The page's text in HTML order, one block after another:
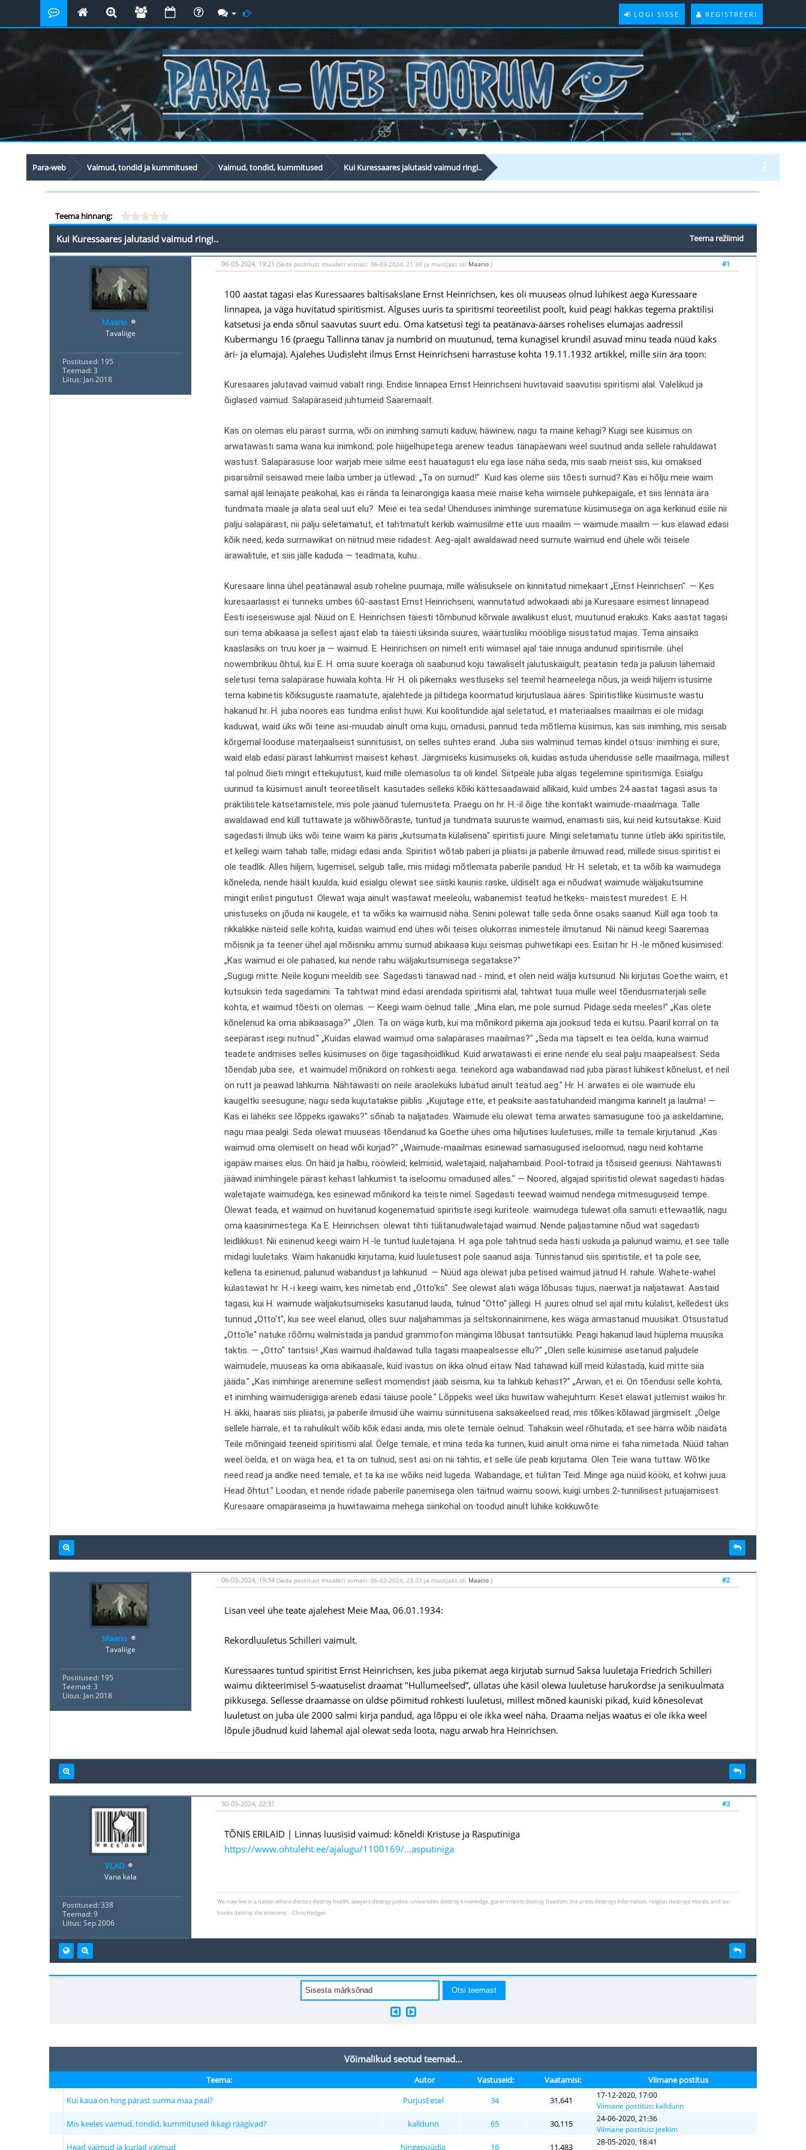
LOGI SISSE REGISTREERI
Para-web Vaimud, tondid ja kummitused Vaimud, tondid, kummitused Kui Kuressaares jalutasid vaimud ringi..
Teema hinnang:
Teema režiimid
Kui Kuressaares jalutasid vaimud ringi..
Maario
Tavaliige
Postitused: 195
Teemad: 3
Liitus: Jan 2018
#1
06-03-2024, 19:21 (Seda postitust muudeti viimati: 06-03-2024, 21:30 ja muutjaks oli Maario.)
100 aastat tagasi elas Kuressaares baltisakslane Ernst Heinrichsen, kes oli muuseas olnud lühikest aega Kuressaare
linnapea, ja väga huvitatud spiritismist. Alguses uuris ta spiritismi teoreetilist poolt, kuid peagi hakkas tegema praktilisi
katsetusi ja enda sõnul saavutas suurt edu. Oma katsetusi tegi ta peatänava-äärses rohelises elumajas aadressil
Kubermangu 16 (praegu Tallinna tänav ja numbrid on muutunud, tema kunagisel krundil asuvad minu teada nüüd kaks
äri- ja elumaja). Ajalehes Uudisleht ilmus Ernst Heinrichseni harrastuse kohta 19.11.1932 artikkel, mille siin ära toon:
Kuresaares jalutavad vaimud vabalt ringi. Endise linnapea Ernst Heinrichseni huvitavaid saavutisi spiritismi alal. Valelikud ja
õiglased vaimud. Salapäraseid juhtumeid Saaremaalt.
Kas on olemas elu pärast surma, wõi on inimhing samuti kaduw, häwinew, nagu ta maine kehagi? Kuigi see küsimus on
arwatawasti sama wana kui inimkond, pole hiigelhüpetega arenew teadus tänapäewani weel suutnud anda sellele rahuldawat
wastust. Salapärasuse loor warjab meie silme eest hauatagust elu ega lase näha seda, mis saab meist siis, kui omaksed
pisarsilmil seisawad meie laiba ümber ja ütlewad: „Ta on surnud!" Kuid kas oleme siis tõesti surnud? Kas ei hõlju meie waim
samal ajal leinajate peakohal, kas ei rända ta leinarongiga kaasa meie maise keha wiimsele puhkepaigale, et siis lennata ära
tundmata maale ja alata seal uut elu? Meie ei tea seda! Ühenduses inimhinge surematuse küsimusega on aga kerkinud esile nii
palju salapärast, nii palju seletamatut, et tahtmatult kerkib waimusilme ette uus maailm — waimude maailm — kus elawad edasi
kõik need, keda surmawikat on niitnud meie ridadest. Aeg-ajalt awaldawad need surnute waimud end ühele wõi teisele
ärawalitule, et siis jälle kaduda — teadmata, kuhu...
Kuresaare linna ühel peatänawal asub roheline puumaja, mille wälisuksele on kinnitatud nimekaart „Ernst Heinrichsen". — Kes
kuresaarlasist ei tunneks umbes 60-aastast Ernst Heinrichseni, wannutatud adwokaadi abi ja Kuresaare esimest linnapead
Eesti iseseiswuse ajal. Nüüd on E. Heinrichsen täiesti tõmbunud kõrwale awalikust elust, muutunud erakuks. Kaks aastat tagasi
suri tema abikaasa ja sellest ajast elab ta täiesti üksinda suures, wäärtusliku mööbliga sisustatud majas. Tema ainsaiks
kaaslasiks on truu koer ja — waimud. E. Heinrichsen on nimelt eriti wiimasel ajal täie innuga andunud spiritismile. ühel
nowembrikuu õhtul, kui E. H. oma suure koeraga oli saabunud koju tawaliselt jalutuskäigult, peatasin teda ja palusin lähemaid
seletusi tema salapärase huwiala kohta. Hr. H. oli pikemaks westluseks sel teemil heameelega nõus, ja weidi hiljem istusime
tema kabinetis kõiksuguste raamatute, ajalehtede ja piltidega koormatud kirjutuslaua ääres. Spiritistlike küsimuste wastu
hakanud hr. H. juba noores eas tundma erilist huwi. Kui koolitundide ajal seletatud, et materiaalses maailmas ei ole midagi
kaduwat, waid üks wõi teine asi-muudab ainult oma kuju, omadusi, pannud teda mõtlema küsimus, kas siis inimhing, mis seisab
kõrgemal looduse materjaalseist sünnitusist, on selles suhtes erand. Juba siis walminud temas kindel otsus: inimhing ei sure,
waid elab edasi pärast lahkumist maisest kehast. Järgmiseks küsimuseks oli, kuidas astuda ühendusse selle maailmaga, millest
tal polnud õieti mingit ettekujutust, kuid mille olemasolus ta oli kindel. Siitpeale juba algas tegelemine spiritismiga. Esialgu
uurinud ta küsimust ainult teoreetiliselt. kasutades selleks kõiki kättesaadawaid allikaid, kuid umbes 24 aastat tagasi asus ta
praktilistele katsetamistele, mis pole jäänud tulemusteta. Praegu on hr. H.-il õige tihe kontakt waimude-maailmaga. Talle
awaldawad end küll tuttawate ja wõhiwõõraste, tuntud ja tundmata suuruste waimud, enamasti siis, kui neid kutsutakse. Kuid
sagedasti ilmub üks wõi teine waim ka päris „kutsumata külalisena" spiritisti juure. Mingi seletamatu tunne ütleb äkki spiritistile,
et kellegi waim tahab talle, midagi edasi anda. Spiritist wõtab paberi ja pliiatsi ja paberile ilmuwad read, millede sisus spiritist ei
ole teadlik. Alles hiljem, lugemisel, selgub talle, mis midagi mõtlemata paberile pandud. Hr. H. seletab, et ta wõib ka waimudega
kõneleda, nende häält kuulda, kuid esialgu olewat see siiski kaunis raske, üldiselt aga ei nõudwat waimude wäljakutsumine
mingit erilist pingutust. Olewat waja ainult wastawat meeleolu, wabanemist teatud hetkeks- maistest muredest. E. H.
unistuseks on jõuda nii kaugele, et ta wõiks ka waimusid näha. Senini polewat talle seda õnne osaks saanud. Küll aga toob ta
rikkalikke näiteid selle kohta, kuidas waimud end ühes wõi teises olukorras inimestele ilmutanud. Nii näinud keegi Saaremaa
mõisnik ja ta teener ühel ajal mõisniku ammu surnud abikaasa kuju seismas puhwetikapi ees. Esitan hr. H.-le mõned küsimised:
„Kas waimud ei ole pahased, kui nende rahu wäljakutsumisega segatakse?"
„Sugugi mitte. Neile koguni meeldib see. Sagedasti tänawad nad - mind, et olen neid wälja kutsunud. Nii kirjutas Goethe waim, et
kutsuksin teda sagedamini. Ta tahtwat mind edasi arendada spiritismi alal, tahtwat tuua mulle weel tõendusmaterjali selle
kohta, et waimud tõesti on olemas. — Keegi waim öelnud talle: „Mina elan, me pole surnud. Pidage.seda meeles!" „Kas olete
kõnelenud ka oma abikaasaga?" „Olen. Ta on wäga kurb, kui ma mõnikord pikema aja jooksud teda ei kutsu. Paaril korral on ta
seepärast isegi nutnud." „Kuidas elawad waimud oma salapärases maailmas?" „Seda ma täpselt ei tea öelda, kuna waimud
teadete andmises selles küsimuses on õige tagasihoidlikud. Kuid arwatawasti ei erine nende elu seal palju maapealsest. Seda
tõendab juba see, et waimudel mõnikord on rohkesti aega. teinekord aga wabandawad nad juba pärast lühikest kõnelust, et neil
on rutt ja peawad lahkuma. Nähtawasti on neile äraolekuks lubatud ainult teatud aeg." Hr. H. arwates ei ole waimude elu
kaugeltki seesugune, nagu seda kujutatakse piiblis. „Kujutage ette, et peaksite aastatuhandeid mängima kannelt ja laulma! —
Kas ei läheks see lõppeks igawaks?" sõnab ta naljatades. Waimude elu olewat tema arwates samasugune töö ja askeldamine,
nagu maa pealgi. Seda olewat muuseas tõendanud ka Goethe ühes oma hiljutises luuletuses, mille ta temale kirjutanud. „Kas
waimud oma olemiselt on head wõi kurjad?" „Waimude-maailmas esinewad samasugused iseloomud, nagu neid kohtame
igapäw maises elus. On häid ja halbu, rööwleid, kelmisid, waletajaid, naljahambaid. Pool-totraid ja tõsiseid geeniusi. Nähtawasti
jääwad inimhingele pärast kehast lahkumist ta iseloomu omadused alles." — Noored, algajad spiritistid olewat sagedasti hädas
waletajate waimudega, kes esinewad mõnikord ka teiste nimel. Sagedasti teewad waimud nendega mitmesuguseid tempe.
Olewat teada, et waimud on huvitanud kogenematuid spiritiste isegi kuriteole. waimudega tulewat olla samuti ettewaatlik, nagu
oma kaasinimestega. Ka E. Heinrichsen: olewat tihti tülitanudwaletajad waimud. Nende paljastamine nõud wat sagedasti
leidlikkust. Nii esinenud keegi waim H.-le tuntud luuletajana. H. aga pole tahtnud seda hästi uskuda ja palunud waimu, et see talle
midagi luuletaks. Waim hakanudki kirjutama, kuid luuletusest pole saanud asja. Tunnistanud siis spiritistile, et ta pole see,
kellena ta esinenud, palunud wabandust ja lahkunud. — Nüüd aga olewat juba petised waimud jätnud H. rahule. Wahete-wahel
külastawat hr. H.-i keegi waim, kes nimetab end „Otto'ks". See olewat alati wäga lõbusas tujus, naerwat ja naljatawat. Aastaid
tagasi, kui H. waimude wäljakutsumiseks kasutanud lauda, tulnud "Otto" jällegi. H. juures olnud sel ajal mitu külalist, kelledest üks
tunnud „Otto't", kui see weel elanud, olles suur naljahammas ja seltskonnainimene, kes wäga armastanud muusikat. Otsustatud
„Otto'le" natuke rõõmu walmistada ja pandud grammofon mängima lõbusat tantsutükki. Peagi hakanud laud hüplema muusika
taktis. — „Otto" tantsis! „Kas waimud ihaldawad tulla tagasi maapealsesse ellu?" „Olen selle küsimise asetanud paljudele
waimudele, muuseas ka oma abikaasale, kuid ivastus on ikka olnud eitaw. Nad tahawad küll meid külastada, kuid mitte siia
jääda." „Kas inimhinge arenemine sellest momendist jääb seisma, kui ta lahkub kehast?" „Arwan, et ei. On tõendusi selle kohta,
et inimhing waimuderiigiga areneb edasi täiuse poole." Lõppeks weel üks huwitaw wahejuhtum: Keset elawat jutlemist waikis hr.
H. äkki, haaras siis pliiatsi, ja paberile ilmusid ühe waimu sünnitusena saksakeelsed read, mis tõlkes kõlawad järgmiselt: „Öelge
sellele härrale, et ta rahulikult wõib kõik edasi anda, mis olete temale öelnud. Tahaksin weel rõhutada, et see härra wõib näidata
Teile mõningaid teeneid spiritismi alal. Öelge temale, et mina teda ka tunnen, kuid ainult oma nime ei taha nimetada. Nüüd tahan
weel öelda, et on wäga hea, et ta on tulnud, sest asi on nii tähtis, et selle üle peab kirjutama. Olen Teie wana tuttaw. Wõtke
need read ja andke need temale, et ta ka ise wõiks neid lugeda. Wabandage, et tülitan Teid. Minge aga nüüd kööki, et kohwi juua.
Head õhtut." Loodan, et nende ridade paberile panemisega olen täitnud waimu soowi, kuigi umbes 2-tunnilisest jutuajamisest
Kuresaare omapäraseima ja huwitawaima mehega siinkohal on toodud ainult lühike kokkuwõte.
Maario
Tavaliige
Postitused: 195
Teemad: 3
Liitus: Jan 2018
#2
06-03-2024, 19:34 (Seda postitust muudeti viimati: 06-03-2024, 23:33 ja muutjaks oli Maario.)
Lisan veel ühe teate ajalehest Meie Maa, 06.01.1934:
Rekordluuletus Schilleri vaimult.
Kuressaares tuntud spiritist Ernst Heinrichsen, kes juba pikemat aega kirjutab surnud Saksa luuletaja Friedrich Schilleri
waimu dikteerimisel 5-waatuselist draamat "Hullumeelsed”, üllatas ühe käsil olewa luuletuse harukordse ja senikuulmata
pikkusega. Sellesse draamasse on üldse põimitud rohkesti luuletusi, millest mõned kauniski pikad, kuid kõnesolevat
luuletust on juba üle 2000 salmi kirja pandud, aga lõppu ei ole ikka weel näha. Draama neljas waatus ei ole ikka weel
lõpule jõudnud kuid lähemal ajal olewat seda loota, nagu arwab hra Heinrichsen.
VLAD
Vana kala
Postitused: 338
Teemad: 9
Liitus: Sep 2006
#3
30-03-2024, 22:31
TÕNIS ERILAID | Linnas luusisid vaimud: kõneldi Kristuse ja Rasputiniga
https://www.ohtuleht.ee/ajalugu/1100169/...asputiniga
We now live in a nation where doctors destroy health, lawyers destroy justice, universities destroy knowledge, governments destroy freedom, the press destroys information, religion destroys morals, and our
banks destroy the economy. - Chris Hedges
Võimalikud seotud teemad...
Teema: Autor Vastuseid: Vaatamisi:
Viimane postitus
Kui kaua on hing pärast surma maa peal?
PurjusEesel 34 31,641
17-12-2020, 17:00
Viimane postitus: kalldunn
Mis keeles vaimud, tondid, kummitused ikkagi räägivad? kalldunn 65 30,115
24-06-2020, 21:36
Viimane postitus: jeekim
Head vaimud ja kurjad vaimud hingepüüdja 16 11,483
28-05-2020, 18:41